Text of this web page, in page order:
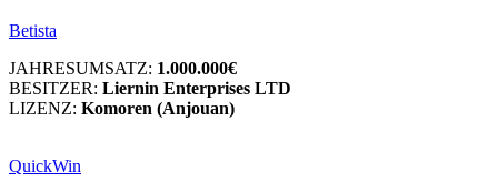
Betista
JAHRESUMSATZ: 1.000.000€
BESITZER: Liernin Enterprises LTD
LIZENZ: Komoren (Anjouan)
QuickWin